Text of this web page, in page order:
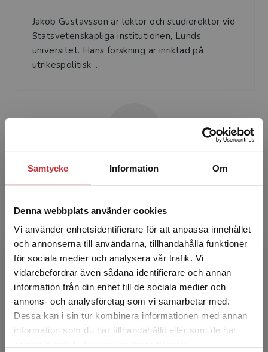
Samtycke Information Om
Denna webbplats använder cookies
Vi använder enhetsidentifierare för att anpassa innehållet
och annonserna till användarna, tillhandahålla funktioner
för sociala medier och analysera vår trafik. Vi
vidarebefordrar även sådana identifierare och annan
information från din enhet till de sociala medier och
annons- och analysföretag som vi samarbetar med.
Dessa kan i sin tur kombinera informationen med annan
information som du har tillhandahållit eller som de har
Begränsad fraktregion
Det verkar som att du besöker
Jakob Gustavsson är lektor och studierektor vid
Statsvetenskapliga institutionen, Lunds
universitet. Hans forskning är inriktad på
utrikespolitisk ...
Jonas Tallberg är professor i statsvetenskap
arbetat med EU-frågor vid
Utrikesdepartementet och Europeiska...